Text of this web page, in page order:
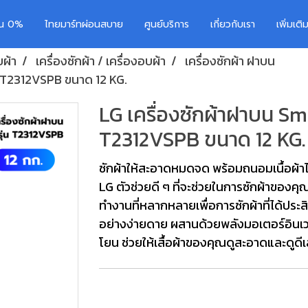
0% ไทยมาร์ทผ่อนสบาย ศูนย์บริการ เกี่ยวกับเรา เพิ่มเ
า เครื่องซักผ้า / เครื่องอบผ้า
เครื่องซักผ้า ฝาบน
ขนาด 12 KG.
LG เครื่องซักผ้าฝาบน
T2312VSPB ขนาด 12 KG.
ซักผ้าให้สะอาดหมดจด พร้อมถนอมเนื้อผ้
LG ตัวช่วยดี ๆ ที่จะช่วยในการซักผ้าของคุ
ทำงานที่หลากหลายเพื่อการซักผ้าที่ได้ปร
อย่างง่ายดาย ผสานด้วยพลังมอเตอร์อิน
โยน ช่วยให้เสื้อผ้าของคุณดูสะอาดและดูดี